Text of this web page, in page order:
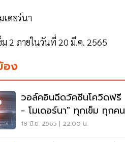
ดอร์นา
ภายในวันที่ 20 มี.ค. 2565
อง
วอล์คอินฉีดวัคซีนโควิดฟรี
- โมเดอร์นา" ทุกเข็ม ทุกค
เช็คเลย
18 มิ.ย. 2565 | 22:00 น.